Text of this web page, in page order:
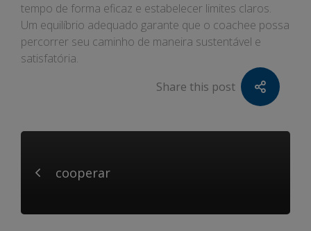
tempo de forma eficaz e estabelecer limites claros.
Um equilíbrio adequado garante que o coachee possa
percorrer seu caminho de maneira sustentável e
satisfatória.
Share this post
cooperar